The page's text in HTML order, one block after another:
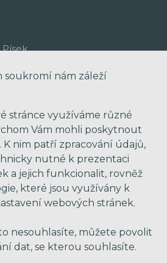
Písek
soukromí nám záleží
stránce využíváme různé
Vám mohli poskytnout
nim patří zpracování údajů,
nutné k prezentaci
a jejich funkcionalit, rovněž
které jsou využívány k
webových stránek.
nesouhlasíte, můžete povolit
dat, se kterou souhlasíte.